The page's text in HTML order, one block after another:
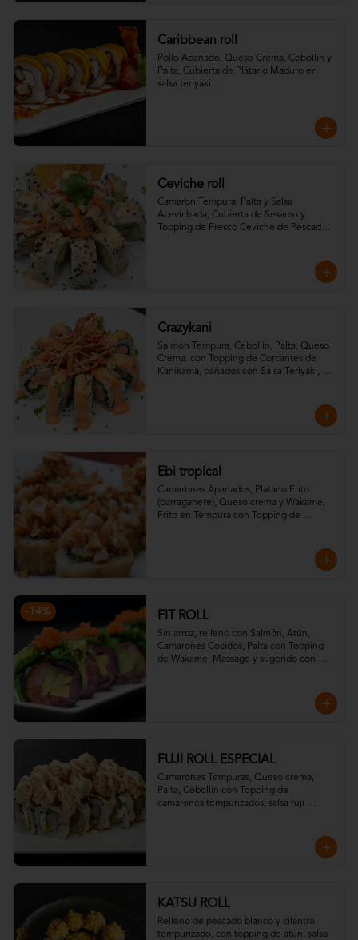
Caribbean roll
Pollo Apanado, Queso Crema, Cebollin y
Palta, Cubierta de Plátano Maduro en
salsa teriyaki.
Ceviche roll
Camaron Tempura, Palta y Salsa
Acevichada, Cubierta de Sesamo y
Topping de Fresco Ceviche de Pescado
Crazykani
Salmón Tempura, Cebollín, Palta, Queso
Crema. con Topping de Corcantes de
Kanikama, bañados con Salsa Teriyaki,
Ebi tropical
Camarones Apanados, Platano Frito
(barraganete), Queso crema y Wakame,
Frito en Tempura con Topping de
-14% FIT ROLL
Sin arroz, relleno con Salmón, Atún,
Camarones Cocidos, Palta con Topping
de Wakame, Massago y sugerido con
FUJI ROLL ESPECIAL
Camarones Tempuras, Queso crema,
Palta, Cebollin con Topping de
camarones tempurizados, salsa fuji
KATSU ROLL
Relleno de pescado blanco y cilantro
tempurizado, con topping de atún, salsa